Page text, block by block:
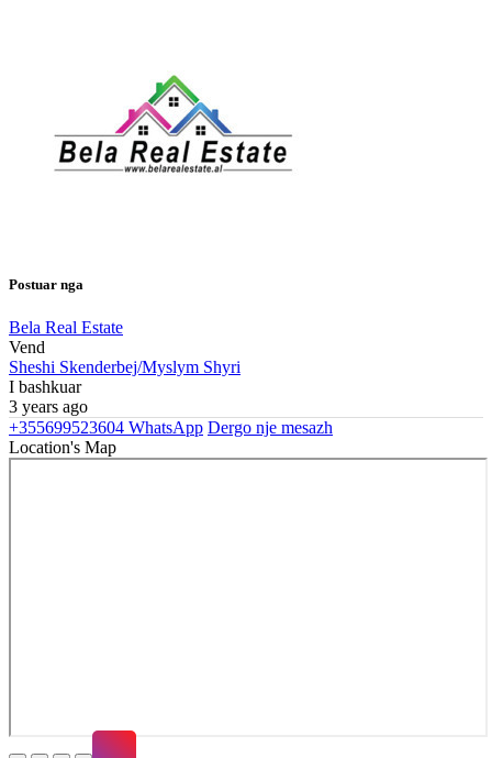
Postuar nga
Bela Real Estate
Vend
Sheshi Skenderbej/Myslym Shyri
I bashkuar
3 years ago
+355699523604 WhatsApp Dergo nje mesazh
Location's Map